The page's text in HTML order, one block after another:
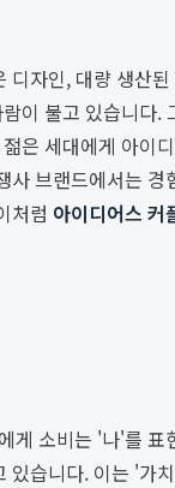
자인, 대량 생산
이 불고 있습니다.
은 세대에게 아이
브랜드에서는
처럼 아이디어스 커
소비는 '나'를
습니다. 이는 '가